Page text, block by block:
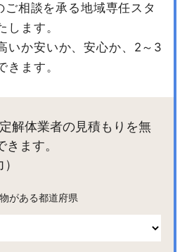
相談を承る地域専任スタ
します。
いか安いか、安心か、2～3
きます。
解体業者の見積もりを無
ます。
がある都道府県